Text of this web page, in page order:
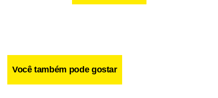
Você também pode gostar